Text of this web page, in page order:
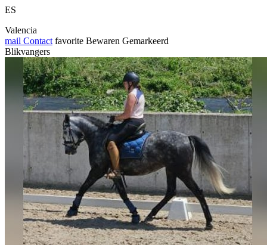
ES
Valencia
mail Contact favorite Bewaren Gemarkeerd
Blikvangers